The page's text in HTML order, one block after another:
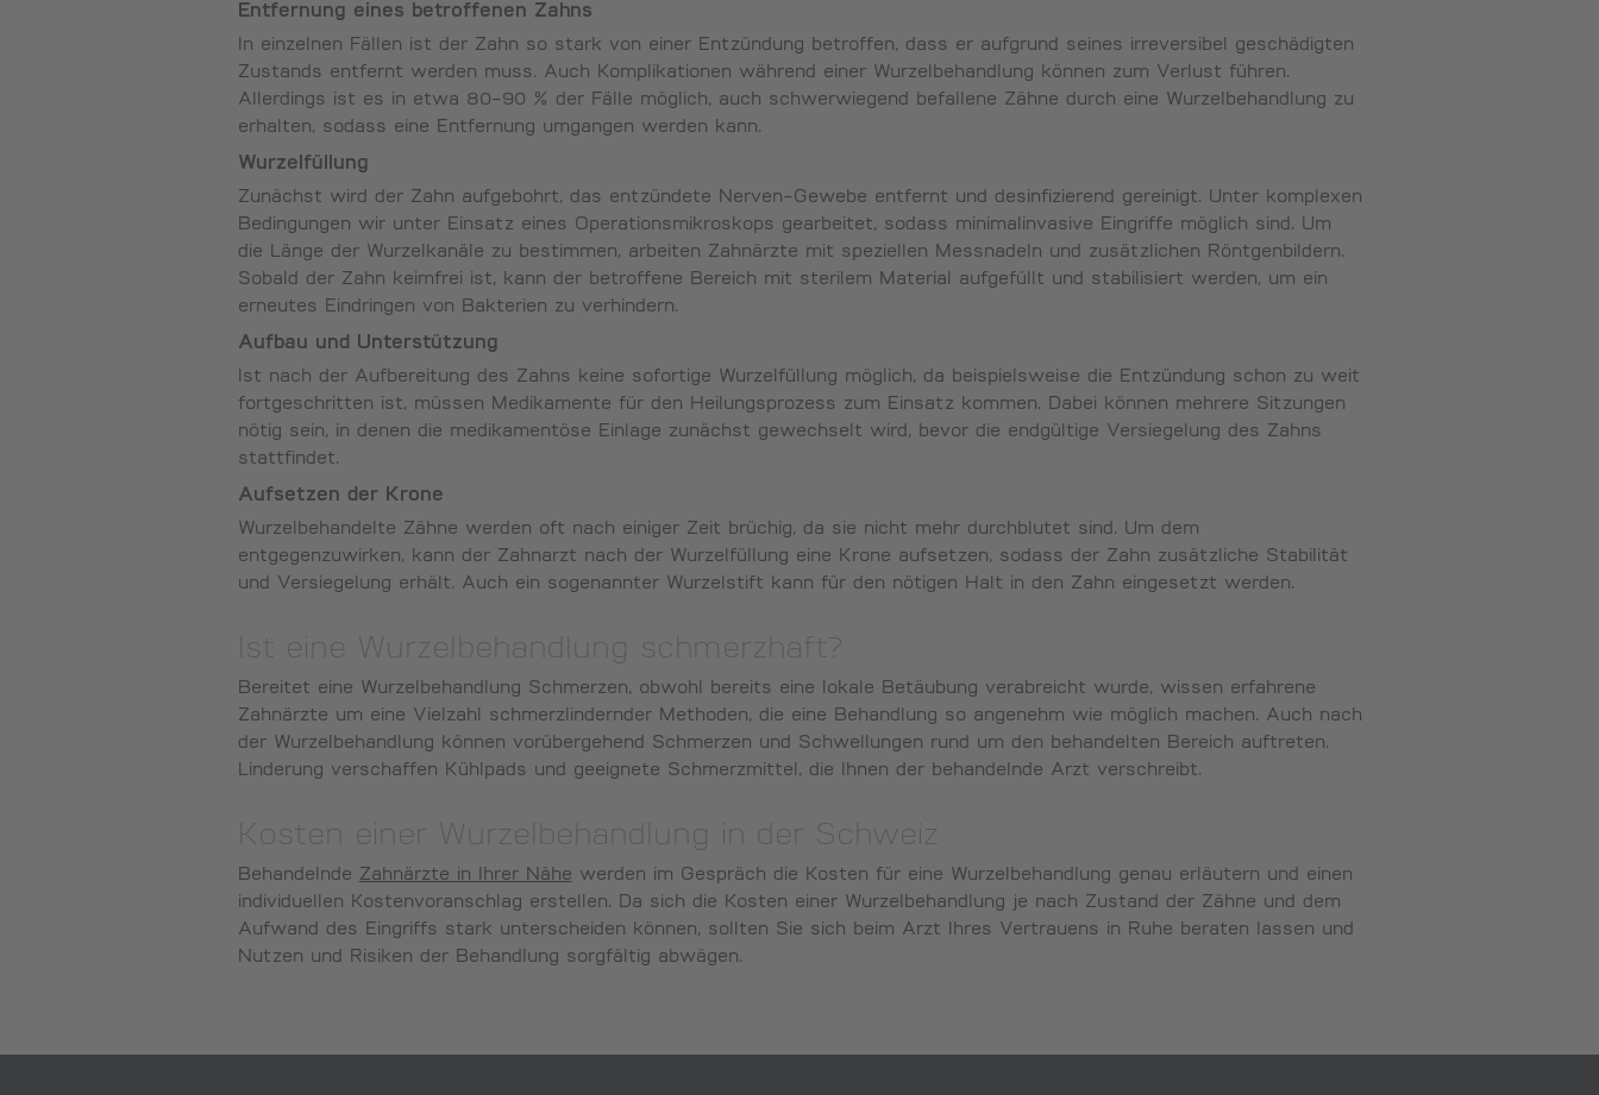
Entfernung eines betroffenen Zahns
In einzelnen Fällen ist der Zahn so stark von einer Entzündung betroffen, dass er aufgrund seines irreversibel geschädigten
Zustands entfernt werden muss. Auch Komplikationen während einer Wurzelbehandlung können zum Verlust führen.
Allerdings ist es in etwa 80-90 % der Fälle möglich, auch schwerwiegend befallene Zähne durch eine Wurzelbehandlung zu
erhalten, sodass eine Entfernung umgangen werden kann.
Wurzelfüllung
Zunächst wird der Zahn aufgebohrt, das entzündete Nerven-Gewebe entfernt und desinfizierend gereinigt. Unter komplexen
Bedingungen wir unter Einsatz eines Operationsmikroskops gearbeitet, sodass minimalinvasive Eingriffe möglich sind. Um
die Länge der Wurzelkanäle zu bestimmen, arbeiten Zahnärzte mit speziellen Messnadeln und zusätzlichen Röntgenbildern.
Sobald der Zahn keimfrei ist, kann der betroffene Bereich mit sterilem Material aufgefüllt und stabilisiert werden, um ein
erneutes Eindringen von Bakterien zu verhindern.
Aufbau und Unterstützung
Ist nach der Aufbereitung des Zahns keine sofortige Wurzelfüllung möglich, da beispielsweise die Entzündung schon zu weit
fortgeschritten ist, müssen Medikamente für den Heilungsprozess zum Einsatz kommen. Dabei können mehrere Sitzungen
nötig sein, in denen die medikamentöse Einlage zunächst gewechselt wird, bevor die endgültige Versiegelung des Zahns
stattfindet.
Aufsetzen der Krone
Wurzelbehandelte Zähne werden oft nach einiger Zeit brüchig, da sie nicht mehr durchblutet sind. Um dem
entgegenzuwirken, kann der Zahnarzt nach der Wurzelfüllung eine Krone aufsetzen, sodass der Zahn zusätzliche Stabilität
und Versiegelung erhält. Auch ein sogenannter Wurzelstift kann für den nötigen Halt in den Zahn eingesetzt werden.
Ist eine Wurzelbehandlung schmerzhaft?
Bereitet eine Wurzelbehandlung Schmerzen, obwohl bereits eine lokale Betäubung verabreicht wurde, wissen erfahrene
Zahnärzte um eine Vielzahl schmerzlindernder Methoden, die eine Behandlung so angenehm wie möglich machen. Auch nach
der Wurzelbehandlung können vorübergehend Schmerzen und Schwellungen rund um den behandelten Bereich auftreten.
Linderung verschaffen Kühlpads und geeignete Schmerzmittel, die Ihnen der behandelnde Arzt verschreibt.
Kosten einer Wurzelbehandlung in der Schweiz
Behandelnde Zahnärzte in Ihrer Nähe werden im Gespräch die Kosten für eine Wurzelbehandlung genau erläutern und einen
individuellen Kostenvoranschlag erstellen. Da sich die Kosten einer Wurzelbehandlung je nach Zustand der Zähne und dem
Aufwand des Eingriffs stark unterscheiden können, sollten Sie sich beim Arzt Ihres Vertrauens in Ruhe beraten lassen und
Nutzen und Risiken der Behandlung sorgfältig abwägen.